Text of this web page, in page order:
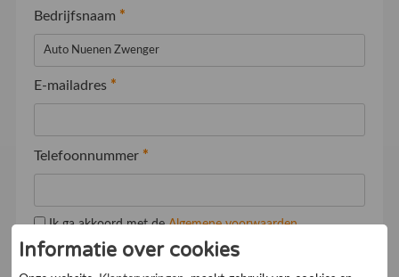
Bedrijfsnaam *
E-mailadres *
Telefoonnummer *
Ik ga akkoord met deAlgemene voorwaarden
Informatie over cookies